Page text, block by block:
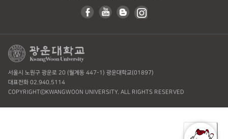
서울시 노원구 광운로 20 (월계동 447-1) 광운대학교(01897)
대표전화 02.940.5114
COPYRIGHTⓒKWANGWOON UNIVERSITY. ALL RIGHTS RESERVED